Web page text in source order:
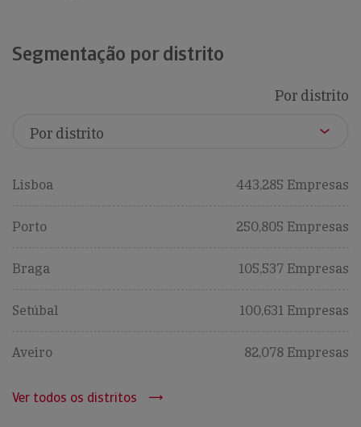
Segmentação por distrito
Por distrito
Lisboa 443,285 Empresas
Porto 250,805 Empresas
Braga 105,537 Empresas
Setúbal 100,631 Empresas
Aveiro 82,078 Empresas
Ver todos os distritos